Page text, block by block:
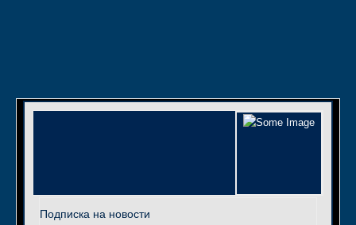
Подписка на новости